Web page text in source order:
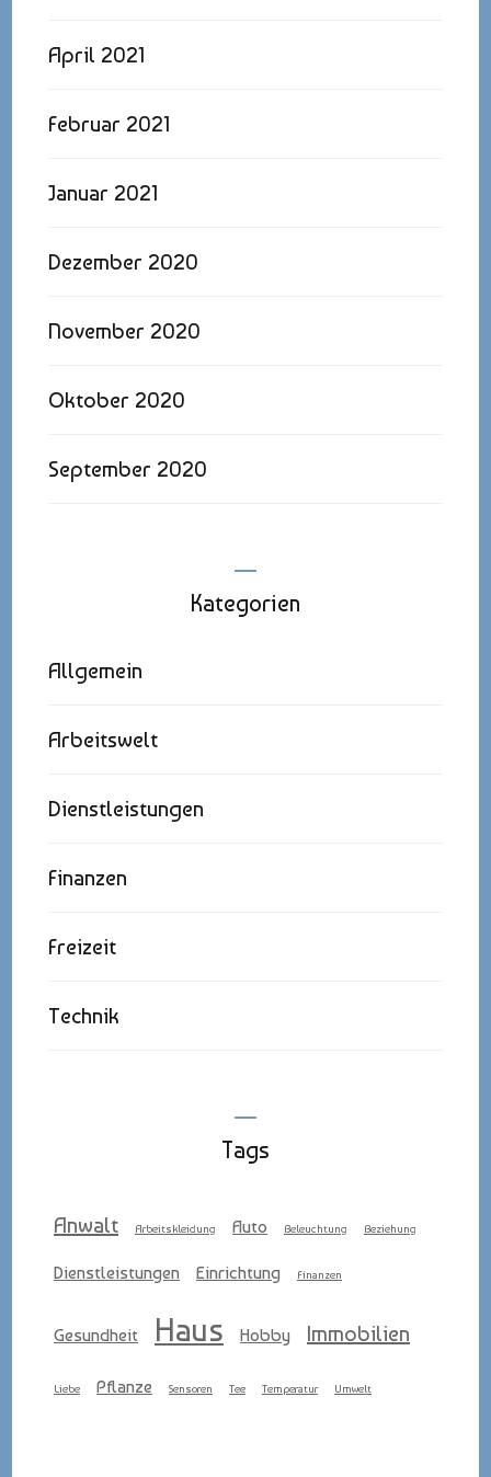
April 2021
Februar 2021
Januar 2021
Dezember 2020
November 2020
Oktober 2020
September 2020
Kategorien
Allgemein
Arbeitswelt
Dienstleistungen
Finanzen
Freizeit
Technik
Tags
Anwalt Arbeitskleidung Auto Beleuchtung Beziehung
Dienstleistungen Einrichtung Finanzen
Gesundheit Haus Hobby Immobilien
Liebe Pflanze Sensoren Tee Temperatur Umwelt